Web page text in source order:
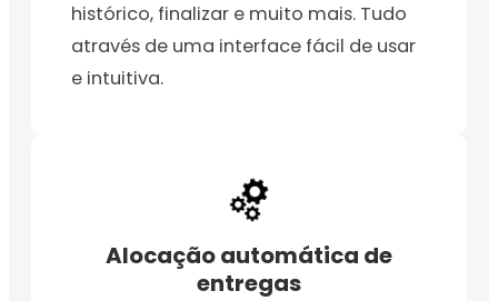
histórico, finalizar e muito mais. Tudo
através de uma interface fácil de usar
e intuitiva.
Alocação automática de
entregas